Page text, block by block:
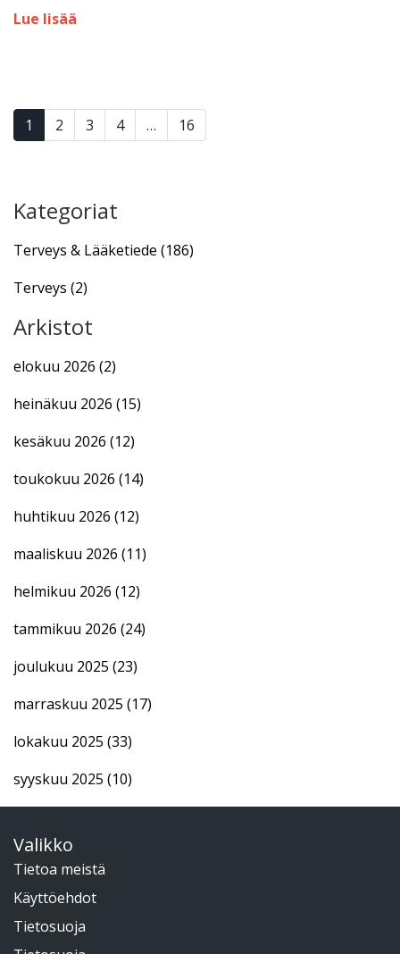
Lue lisää
1 2 3 4 … 16
Kategoriat
Terveys & Lääketiede (186)
Terveys (2)
Arkistot
elokuu 2026 (2)
heinäkuu 2026 (15)
kesäkuu 2026 (12)
toukokuu 2026 (14)
huhtikuu 2026 (12)
maaliskuu 2026 (11)
helmikuu 2026 (12)
tammikuu 2026 (24)
joulukuu 2025 (23)
marraskuu 2025 (17)
lokakuu 2025 (33)
syyskuu 2025 (10)
Valikko
Tietoa meistä
Käyttöehdot
Tietosuoja